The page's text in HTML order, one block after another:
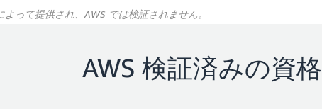
って提供され、AWS では検証されません。
AWS 検証済みの資格